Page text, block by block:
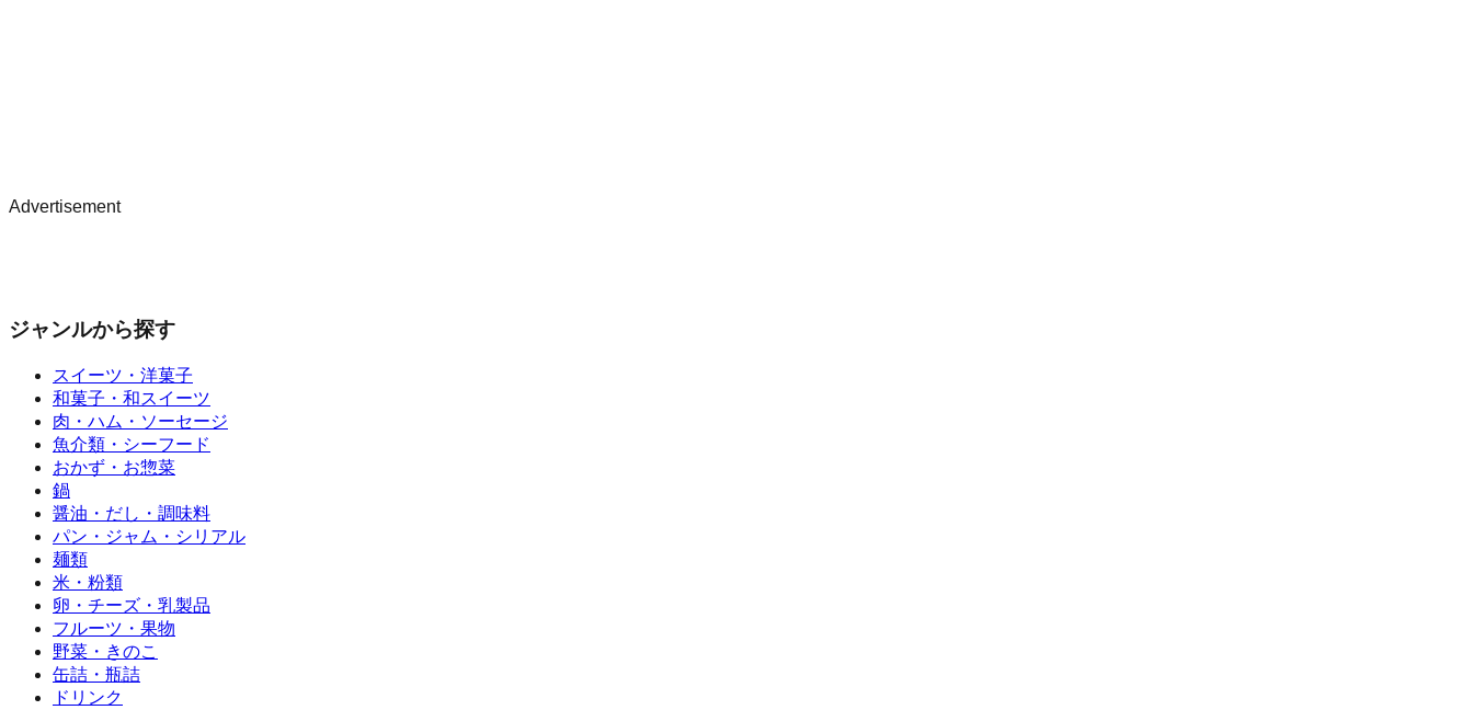
Advertisement
ジャンルから探す
スイーツ・洋菓子
和菓子・和スイーツ
肉・ハム・ソーセージ
魚介類・シーフード
おかず・お惣菜
鍋
醤油・だし・調味料
パン・ジャム・シリアル
麺類
米・粉類
卵・チーズ・乳製品
フルーツ・果物
野菜・きのこ
缶詰・瓶詰
ドリンク